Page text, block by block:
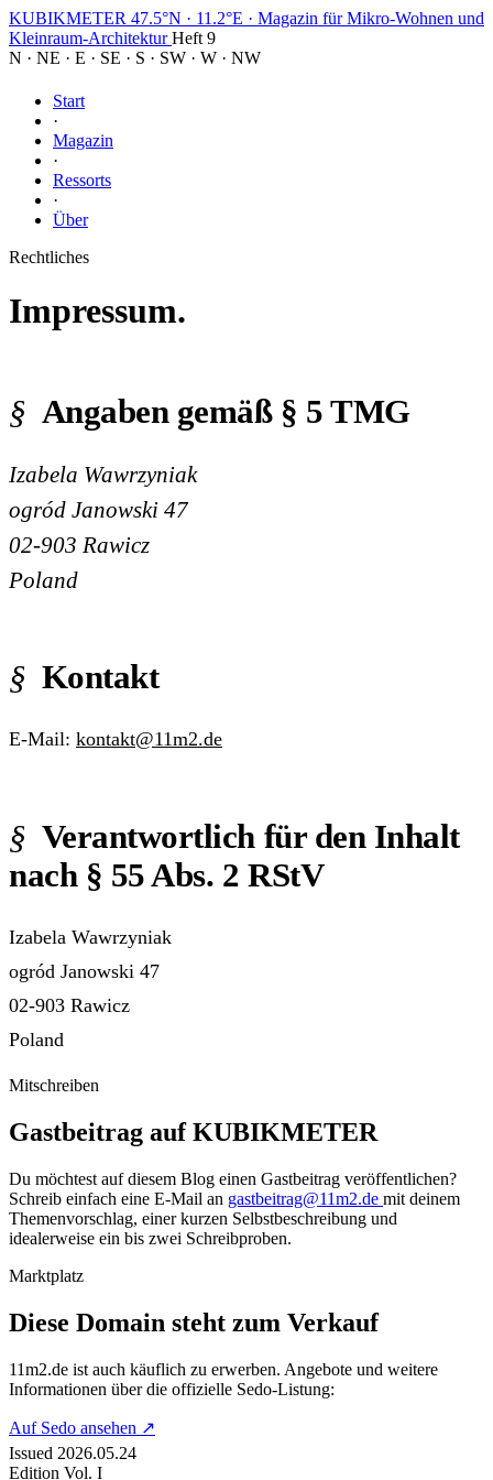
KUBIKMETER 47.5°N · 11.2°E · Magazin für Mikro-Wohnen und
Kleinraum-Architektur Heft 9
N · NE · E · SE · S · SW · W · NW
Start
·
Magazin
·
Ressorts
·
Über
Rechtliches
Impressum.
Angaben gemäß § 5 TMG
Izabela Wawrzyniak
ogród Janowski 47
02-903 Rawicz
Poland
Kontakt
E-Mail: kontakt@11m2.de
Verantwortlich für den Inhalt
nach § 55 Abs. 2 RStV
Izabela Wawrzyniak
ogród Janowski 47
02-903 Rawicz
Poland
Mitschreiben
Gastbeitrag auf KUBIKMETER
Du möchtest auf diesem Blog einen Gastbeitrag veröffentlichen?
Schreib einfach eine E-Mail an gastbeitrag@11m2.de mit deinem
Themenvorschlag, einer kurzen Selbstbeschreibung und
idealerweise ein bis zwei Schreibproben.
Marktplatz
Diese Domain steht zum Verkauf
11m2.de ist auch käuflich zu erwerben. Angebote und weitere
Informationen über die offizielle Sedo-Listung:
Auf Sedo ansehen ↗
Issued 2026.05.24
Edition Vol. I